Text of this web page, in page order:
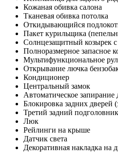
Кожаная обивка салона
Тканевая обивка потолка
Откидывающийся
Пакет курильщика
Солнцезащитный козырек с
Полноразмерное запасное
Мультифункциональное
Открывание лючка
Кондиционер
Центральный замок
Автоматическое
Блокировка задних дверей
Третий задний подголовник
Люк
Рейлинги на крыше
Датчик света
Декоративная накладка на